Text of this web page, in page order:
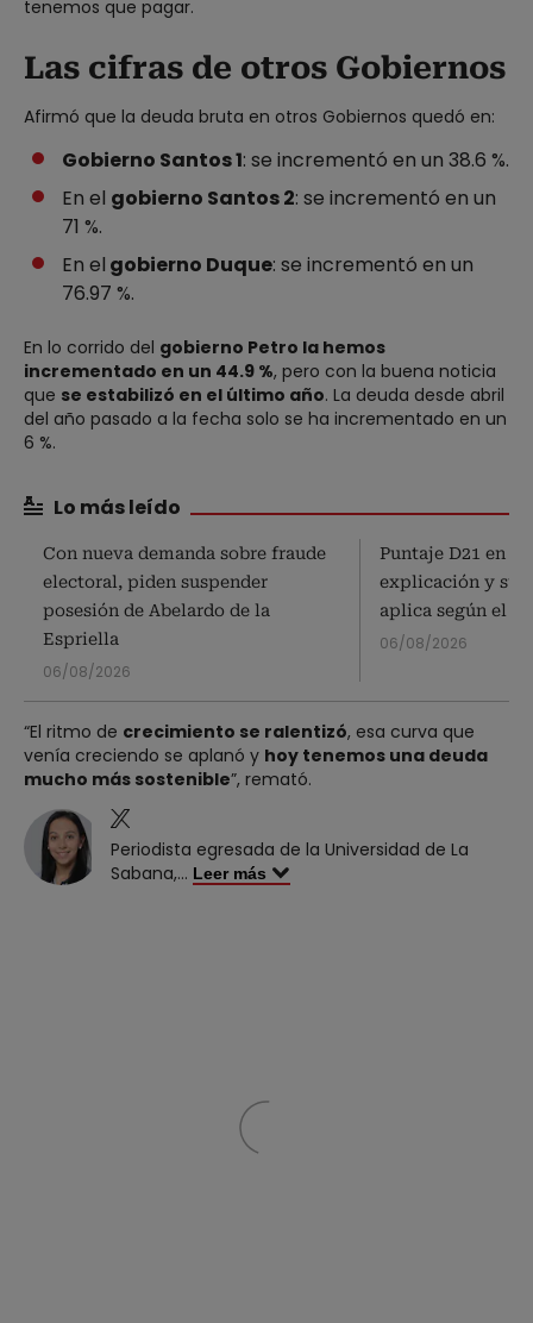
tenemos que pagar.
Las cifras de otros Gobiernos
Afirmó que la deuda bruta en otros Gobiernos quedó en:
Gobierno Santos 1: se incrementó en un 38.6 %.
En el gobierno Santos 2: se incrementó en un
71 %.
En el gobierno Duque: se incrementó en un
76.97 %.
En lo corrido del gobierno Petro la hemos
incrementado en un 44.9 %, pero con la buena noticia
que se estabilizó en el último año. La deuda desde abril
del año pasado a la fecha solo se ha incrementado en un
6 %.
Lo más leído
Con nueva demanda sobre fraude
electoral, piden suspender
posesión de Abelardo de la
Espriella
06/08/2026
Puntaje D21 en
explicación y
aplica según el
06/08/2026
“El ritmo de crecimiento se ralentizó, esa curva que
venía creciendo se aplanó y hoy tenemos una deuda
mucho más sostenible”, remató.
Periodista egresada de la Universidad de La
Sabana,... Leer más